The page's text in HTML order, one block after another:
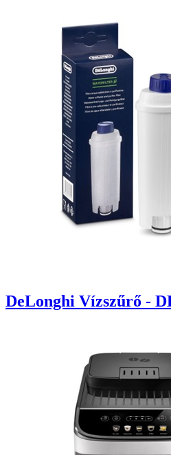
DeLonghi Vízszűrő -